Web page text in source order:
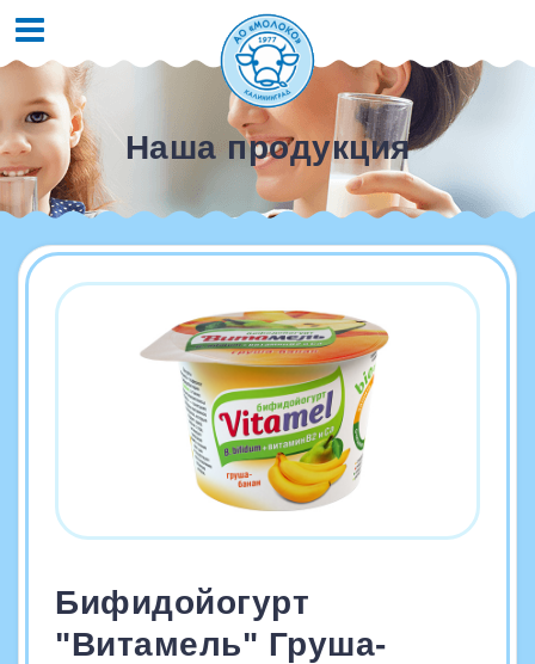
Наша продукция
Бифидойогурт
"Витамель" Груша-